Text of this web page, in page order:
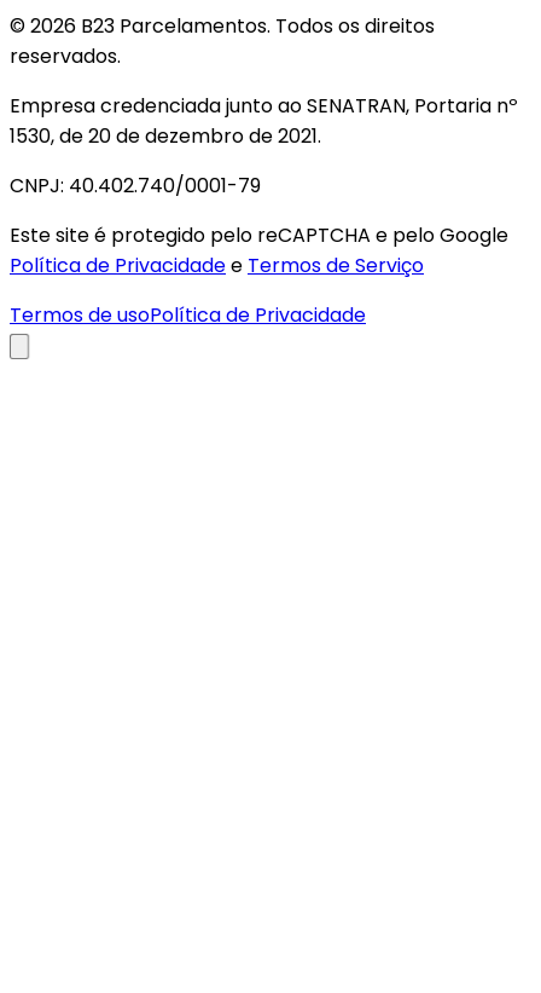
© 2026 B23 Parcelamentos. Todos os direitos
reservados.
Empresa credenciada junto ao SENATRAN, Portaria nº
1530, de 20 de dezembro de 2021.
CNPJ: 40.402.740/0001-79
Este site é protegido pelo reCAPTCHA e pelo Google
Política de Privacidadee Termos de Serviço
Termos de usoPolítica de Privacidade